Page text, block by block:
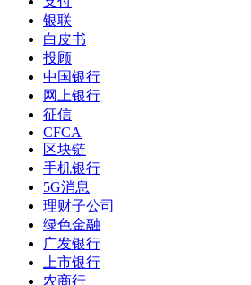
银联
白皮书
投顾
中国银行
网上银行
征信
CFCA
区块链
手机银行
5G消息
理财子公司
绿色金融
广发银行
上市银行
农商行